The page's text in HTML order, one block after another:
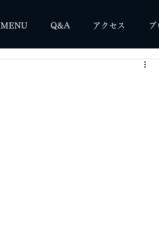
MENU Q&A アクセス ブ